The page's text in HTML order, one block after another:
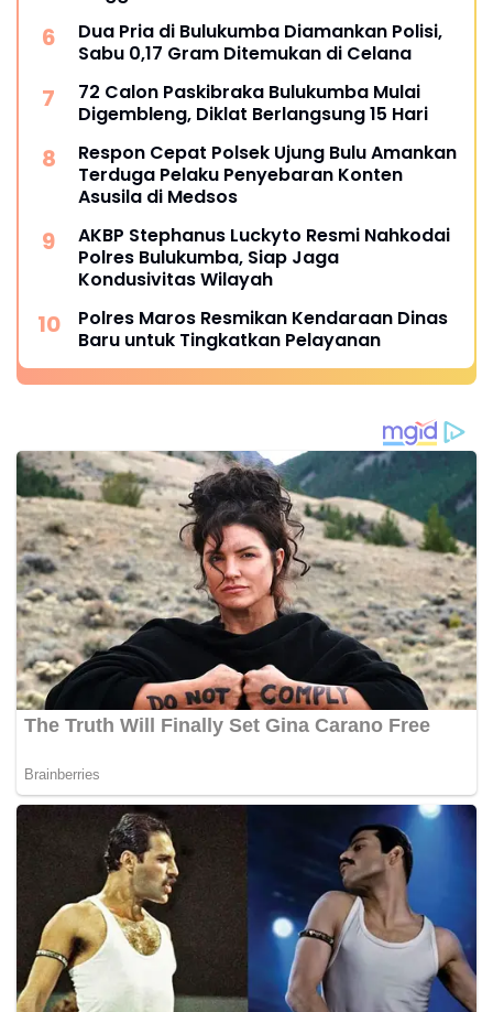
Dua Pria di Bulukumba Diamankan Polisi,
Sabu 0,17 Gram Ditemukan di Celana
72 Calon Paskibraka Bulukumba Mulai
Digembleng, Diklat Berlangsung 15 Hari
Respon Cepat Polsek Ujung Bulu Amankan
Terduga Pelaku Penyebaran Konten
Asusila di Medsos
AKBP Stephanus Luckyto Resmi Nahkodai
Polres Bulukumba, Siap Jaga
Kondusivitas Wilayah
Polres Maros Resmikan Kendaraan Dinas
Baru untuk Tingkatkan Pelayanan